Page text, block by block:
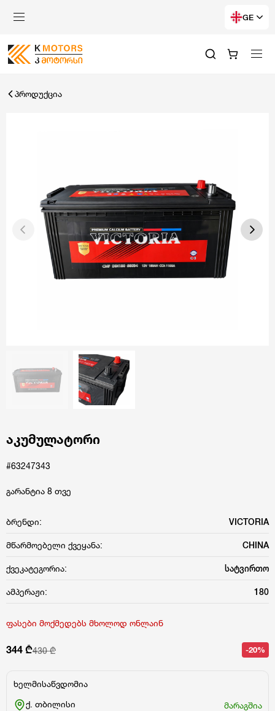
GE
პროდუქცია
აკუმულატორი
#63247343
გარანტია 8 თვე
ბრენდი: VICTORIA
მწარმოებელი ქვეყანა: CHINA
ქვეკატეგორია: სატვირთო
ამპერაჟი: 180
ფასები მოქმედებს მხოლოდ ონლაინ
344 ₾430 ₾ -20%
ხელმისაწვდომია
ქ. თბილისი
მარაგშია